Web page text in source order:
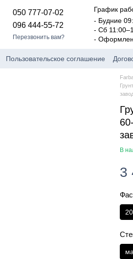
050 777-07-02
096 444-55-72
Перезвонить вам?
График
- Будние
- Сб
-
Пользовательское соглашение
В
3